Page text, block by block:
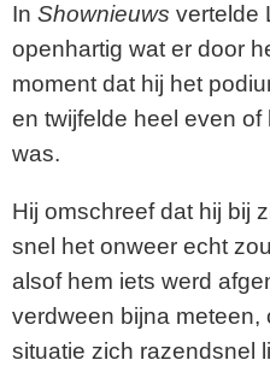
In Shownieuws vertelde
openhartig wat er door
moment dat hij het
en twijfelde heel even
was.
Hij omschreef dat hij bij
snel het onweer echt
alsof hem iets werd
verdween bijna meteen,
situatie zich razendsnel